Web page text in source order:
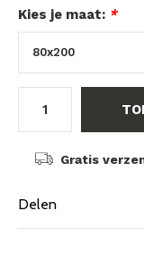
Kies je maat: *
Gratis
Delen